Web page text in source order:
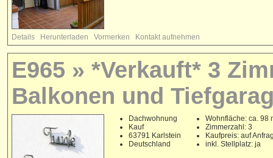
Details Herunterladen Vormerken Kontakt aufnehmen
E965 » *Verkauft* 3
Balkonen und
Dachwohnung
Kauf
63791 Karlstein
Deutschland
Wohnfläche: ca. 98
Zimmerzahl: 3
Kaufpreis: auf
inkl. Stellplatz: ja